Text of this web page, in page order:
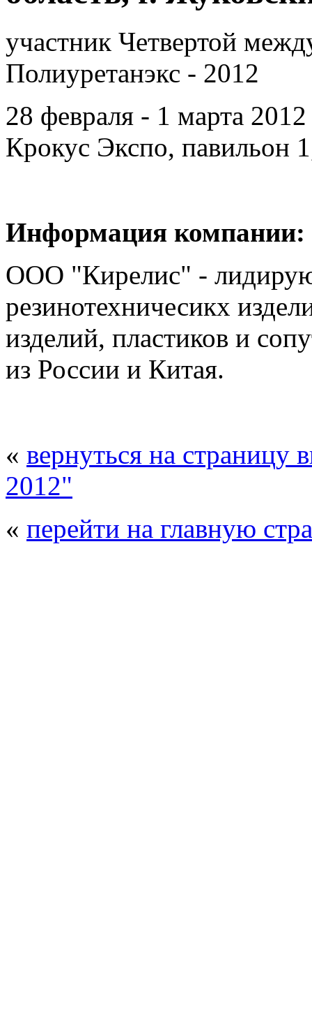
участник Четвертой
Полиуретанэкс - 2012
28 февраля - 1 марта
Крокус Экспо, павильон
Информация компании:
ООО "Кирелис" -
резинотехничесикх
изделий, пластиков и
из России и Китая.
« вернуться на страницу
2012"
« перейти на главную